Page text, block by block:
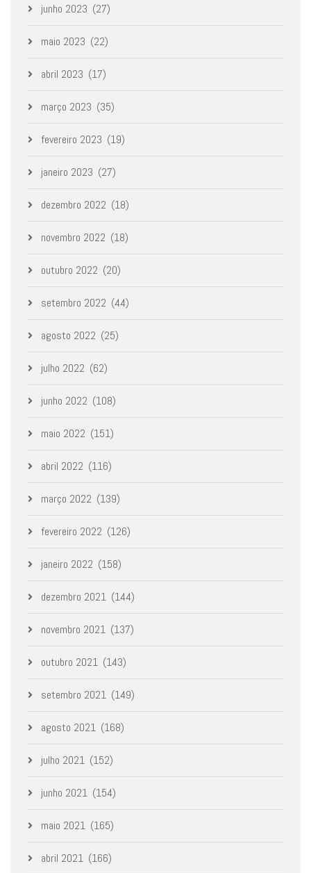
junho 2023 (27)
maio 2023 (22)
abril 2023 (17)
março 2023 (35)
fevereiro 2023 (19)
janeiro 2023 (27)
dezembro 2022 (18)
novembro 2022 (18)
outubro 2022 (20)
setembro 2022 (44)
agosto 2022 (25)
julho 2022 (62)
junho 2022 (108)
maio 2022 (151)
abril 2022 (116)
março 2022 (139)
fevereiro 2022 (126)
janeiro 2022 (158)
dezembro 2021 (144)
novembro 2021 (137)
outubro 2021 (143)
setembro 2021 (149)
agosto 2021 (168)
julho 2021 (152)
junho 2021 (154)
maio 2021 (165)
abril 2021 (166)